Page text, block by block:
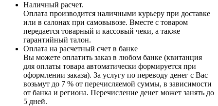
Наличный расчет.
Оплата производится наличными курьеру при доставке
или в салонах при самовывозе. Вместе с товаром
передается товарный и кассовый чеки, а также
гарантийный талон.
Оплата на расчетный счет в банке
Вы можете оплатить заказ в любом банке (квитанция
для оплаты товара автоматически формируется при
оформлении заказа). За услугу по переводу денег с Вас
возьмут до 7 % от перечисляемой суммы, в зависимости
от банка и региона. Перечисление денег может занять до
5 дней.